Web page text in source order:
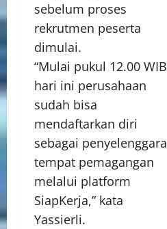
sebelum proses
rekrutmen peserta
dimulai.
“Mulai pukul 12.00 WIB
hari ini perusahaan
sudah bisa
mendaftarkan diri
sebagai penyelenggara
tempat pemagangan
melalui platform
SiapKerja,” kata
Yassierli.